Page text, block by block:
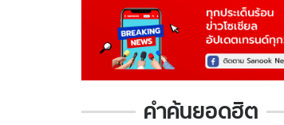
คำค้นยอดฮิต